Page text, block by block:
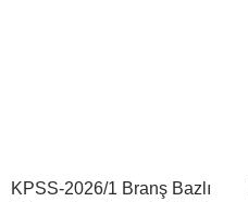
KPSS-2026/1 Branş Bazlı